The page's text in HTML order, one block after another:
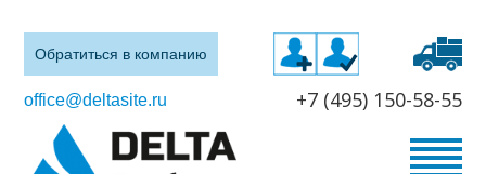
Обратиться в компанию
office@deltasite.ru +7 (495) 150-58-55